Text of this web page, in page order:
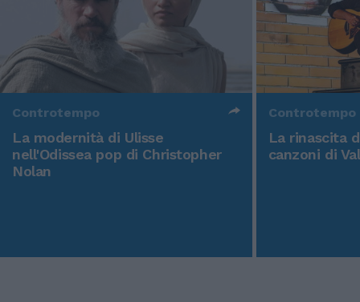
Controtempo
La modernità di Ulisse
nell'Odissea pop di Christopher
Nolan
Controtempo
La rinascita
canzoni di